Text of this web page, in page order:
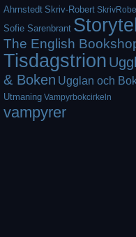
Ahrnstedt Skriv-Robert
Sofie Sarenbrant Storytel
The English
Tisdagstrion
& Boken Ugglan och
Utmaning Vampyrbokcirkeln
vampyrer